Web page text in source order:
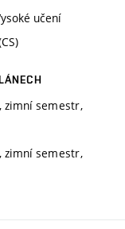
učení
zimní semestr,
semestr,